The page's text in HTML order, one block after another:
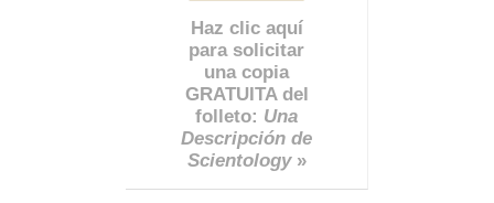
Haz clic aquí
para solicitar
una copia
GRATUITA del
folleto: Una
Descripción de
Scientology»